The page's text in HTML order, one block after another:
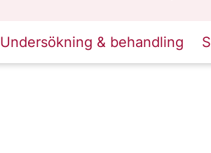
Undersökning & behandling